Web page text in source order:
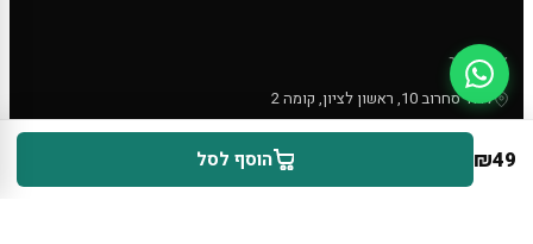
₪49 הוסף לסל
צרו קשר
לדוד סחרוב 10, ראשון לציון, קומה 2
0544430126
info@takiart.co.il